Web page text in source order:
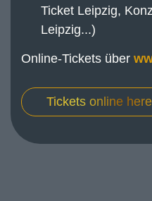
Ticket Leipzig,
Leipzig...)
Online-Tickets über
Tickets online here